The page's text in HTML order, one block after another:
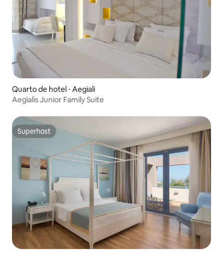
Quarto de hotel ⋅ Aegiali
Aegialis Junior Family Suite
Superhost
Superhost